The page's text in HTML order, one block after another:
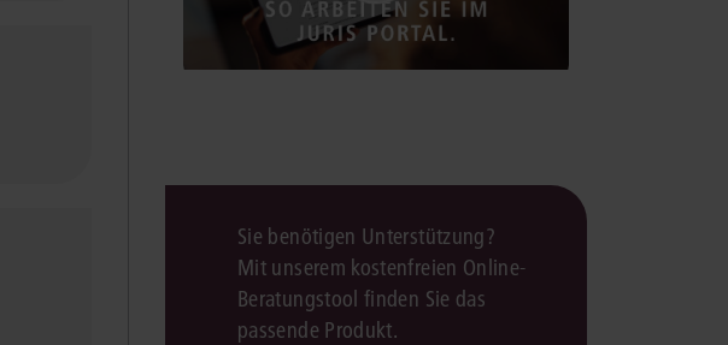
Zivil- und Zivilprozessrecht
Sie benötigen Unterstützung?
Mit unserem kostenfreien Online-
Beratungstool finden Sie das
passende Produkt.